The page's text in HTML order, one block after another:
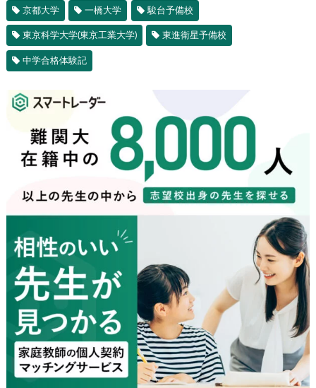
京都大学 一橋大学 駿台予備校
東京科学大学(東京工業大学) 東進衛星予備校
中学合格体験記